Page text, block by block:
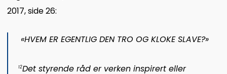
2017, side 26:
«HVEM ER EGENTLIG DEN TRO OG KLOKE SLAVE?»
12Det styrende råd er verken inspirert eller